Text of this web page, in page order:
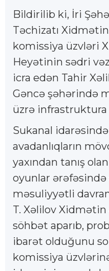
Bildirilib ki, İri
Təchizatı
komissiya üzvləri
Heyətinin sədri
icra edən Tahir
Gəncə şəhərində
üzrə infrastruktura
Sukanal
avadanlıqların
yaxından tanış
oyunlar
məsuliyyətli
T. Xəlilov Xidmətin
söhbət aparıb,
ibarət olduğunu
komissiya